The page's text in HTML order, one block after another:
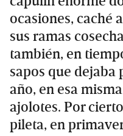
ocasiones, caché
sus ramas
también, en
sapos que dejaba
año, en esa
ajolotes. Por
pileta, en